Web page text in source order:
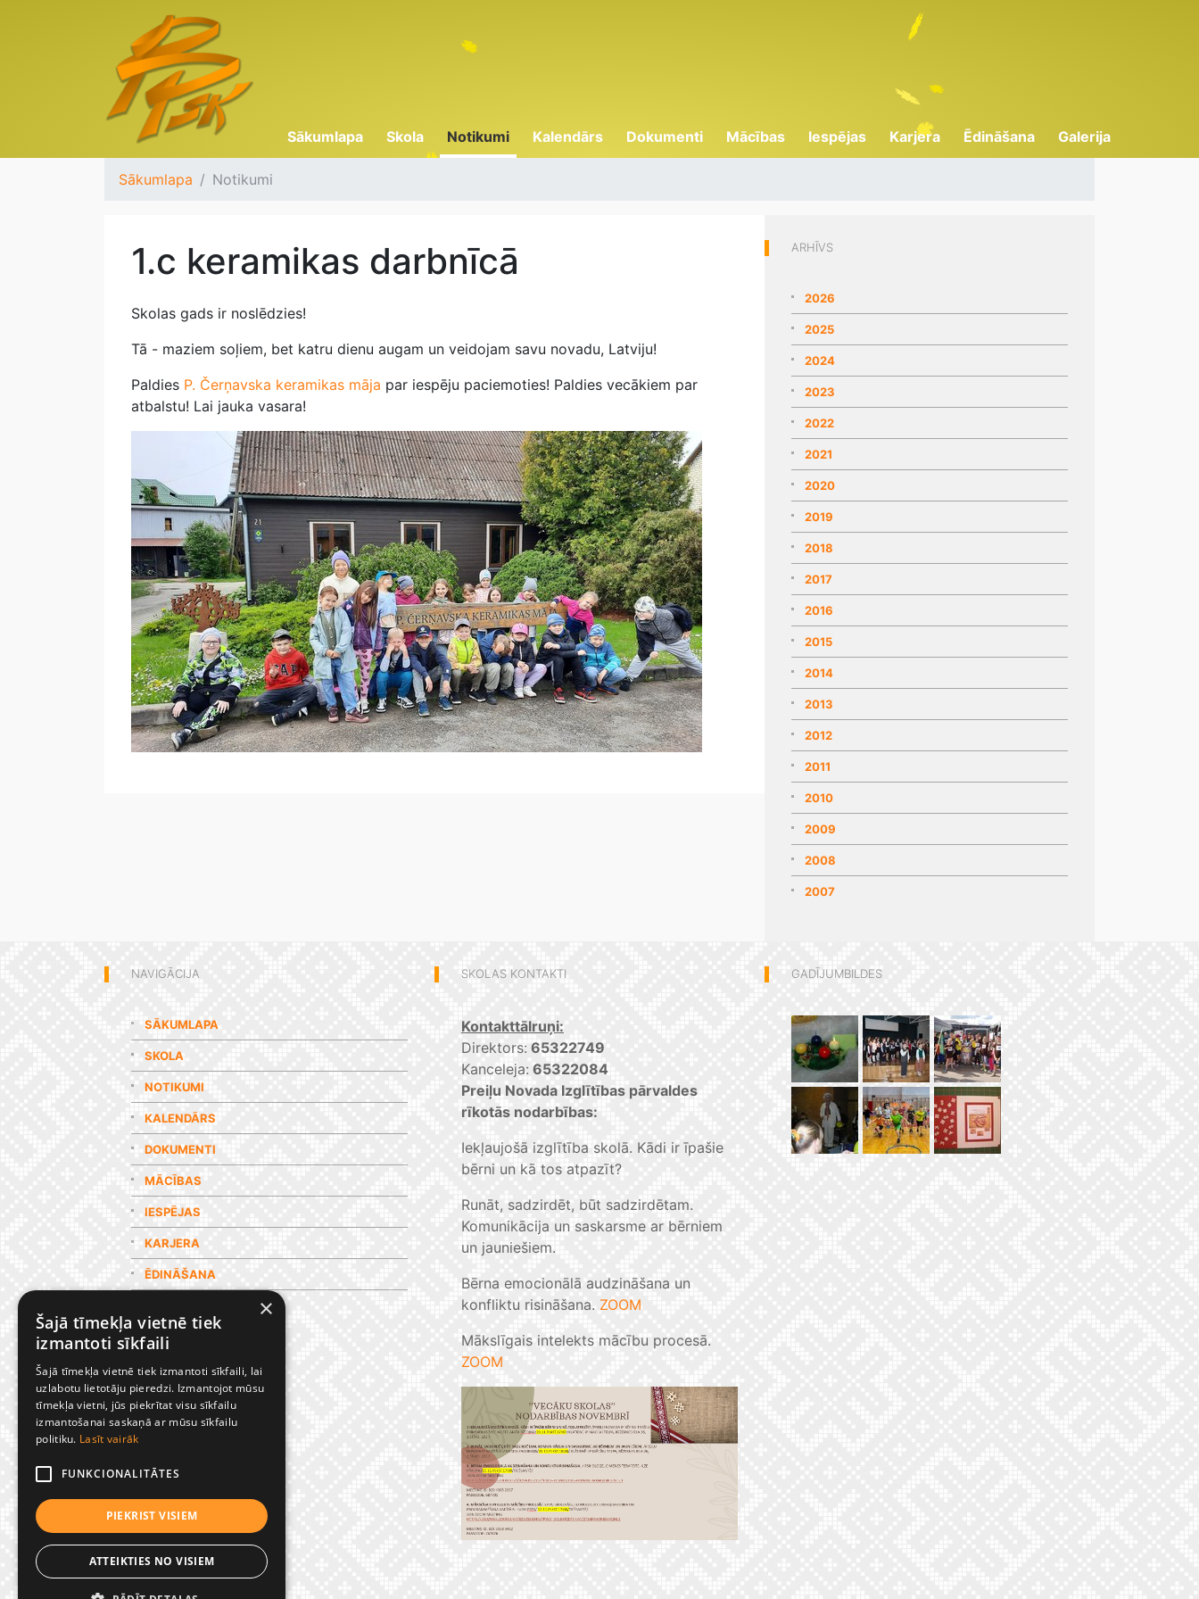
Sākumlapa Skola Notikumi Kalendārs Dokumenti Mācības Iespējas Karjera Ēdināšana Galerija
Sākumlapa Notikumi
1.c keramikas darbnīcā
Skolas gads ir noslēdzies!
Tā - maziem soļiem, bet katru dienu augam un veidojam savu novadu, Latviju!
Paldies P. Čerņavska keramikas māja par iespēju paciemoties! Paldies vecākiem par
atbalstu! Lai jauka vasara!
ARHĪVS
2026
2025
2024
2023
2022
2021
2020
2019
2018
2017
2016
2015
2014
2013
2012
2011
2010
2009
2008
2007
NAVIGĀCIJA
SĀKUMLAPA
SKOLA
NOTIKUMI
KALENDĀRS
DOKUMENTI
MĀCĪBAS
IESPĒJAS
KARJERA
ĒDINĀŠANA
SKOLAS KONTAKTI
Kontakttālruņi:
Direktors: 65322749
Kanceleja: 65322084
Preiļu Novada Izglītības pārvaldes
rīkotās nodarbības:
Iekļaujošā izglītība skolā. Kādi ir īpašie
bērni un kā tos atpazīt?
Runāt, sadzirdēt, būt sadzirdētam.
Komunikācija un saskarsme ar bērniem
un jauniešiem.
Bērna emocionālā audzināšana un
konfliktu risināšana. ZOOM
Mākslīgais intelekts mācību procesā.
ZOOM
GADĪJUMBILDES
×
Šajā tīmekļa vietnē tiek
izmantoti sīkfaili
Šajā tīmekļa vietnē tiek izmantoti sīkfaili, lai
uzlabotu lietotāju pieredzi. Izmantojot mūsu
tīmekļa vietni, jūs piekrītat visu sīkfailu
izmantošanai saskaņā ar mūsu sīkfailu
politiku. Lasīt vairāk
FUNKCIONALITĀTES
PIEKRIST VISIEM
ATTEIKTIES NO VISIEM